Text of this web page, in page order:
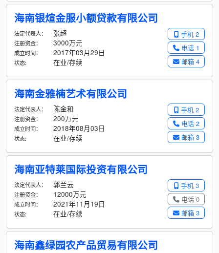
海南银煊金服小额贷款有限公司
手机 2
电话 1
邮箱 4
法定代表人： 张超
注册资金： 3000万元
成立时间： 2017年03月29日
状态: 在业/存续
海南金雅楠艺术有限公司
手机 2
电话 2
邮箱 3
法定代表人： 陈金和
注册资金： 200万元
成立时间： 2018年08月03日
状态: 在业/存续
海南亚特莱国际投资有限公司
手机 3
电话 0
邮箱 3
法定代表人： 郭兰云
注册资金： 12000万元
成立时间： 2021年11月19日
状态: 在业/存续
海南鑫绿园农产品贸易有限公司